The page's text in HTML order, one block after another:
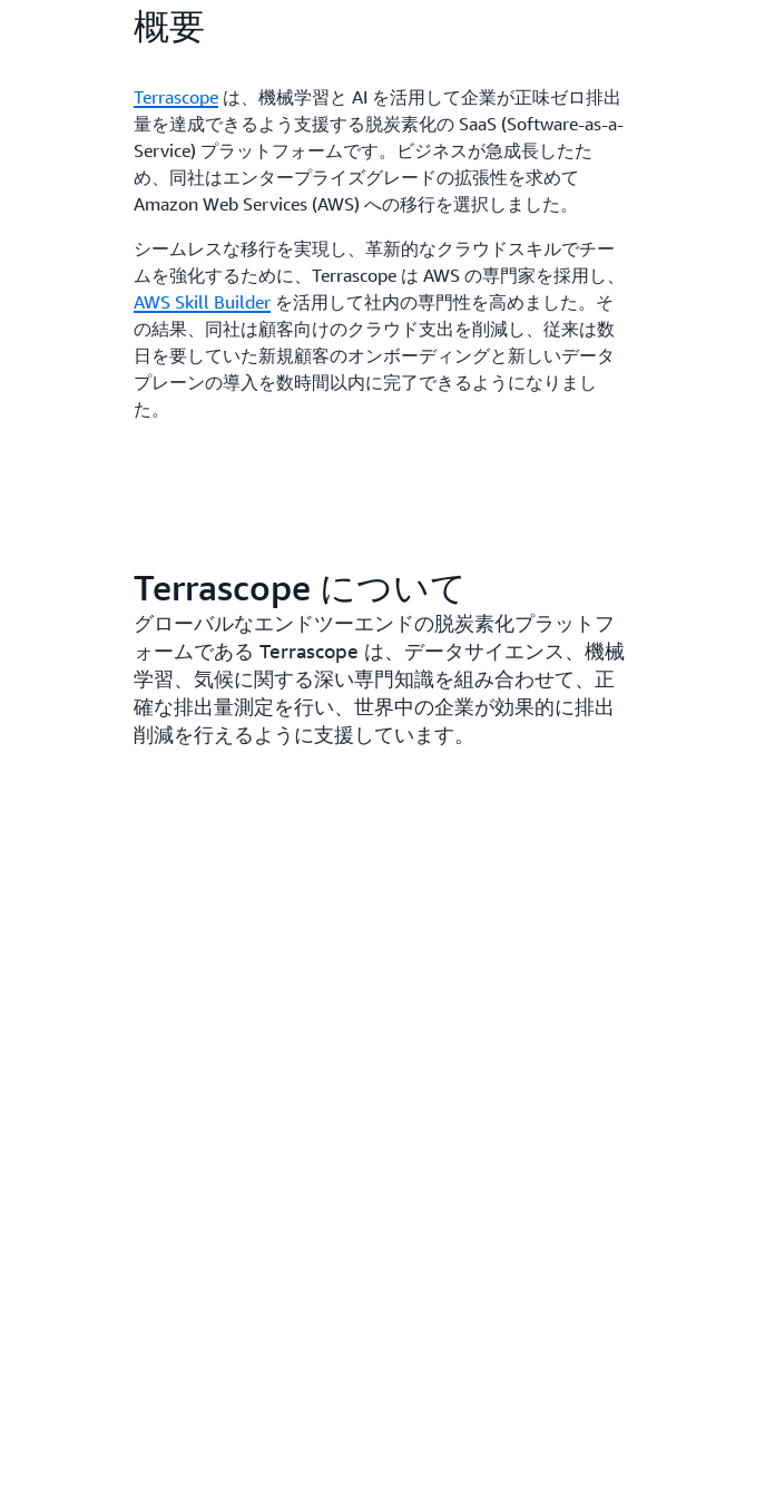
概要
Terrascope は、機械学習と AI を活用して企業が正味ゼロ排出
量を達成できるよう支援する脱炭素化の SaaS (Software-as-a-
Service) プラットフォームです。ビジネスが急成長したた
め、同社はエンタープライズグレードの拡張性を求めて
Amazon Web Services (AWS) への移行を選択しました。
シームレスな移行を実現し、革新的なクラウドスキルでチー
ムを強化するために、Terrascope は AWS の専門家を採用し、
AWS Skill Builder を活用して社内の専門性を高めました。そ
の結果、同社は顧客向けのクラウド支出を削減し、従来は数
日を要していた新規顧客のオンボーディングと新しいデータ
プレーンの導入を数時間以内に完了できるようになりまし
た。
Terrascope について
グローバルなエンドツーエンドの脱炭素化プラットフ
ォームである Terrascope は、データサイエンス、機械
学習、気候に関する深い専門知識を組み合わせて、正
確な排出量測定を行い、世界中の企業が効果的に排出
削減を行えるように支援しています。